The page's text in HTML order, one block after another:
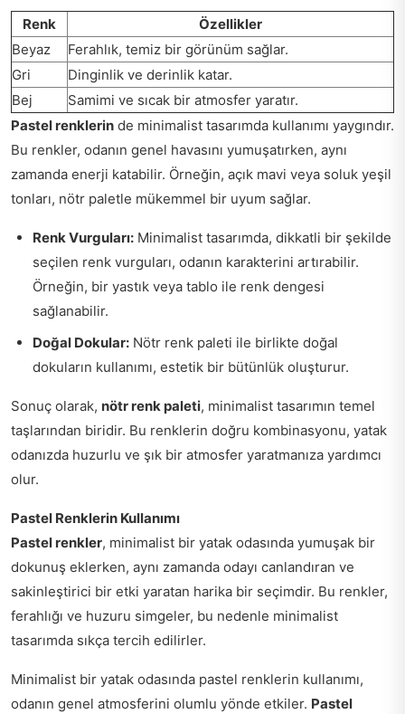
Renk
Özellikler
Beyaz
Ferahlık, temiz bir görünüm sağlar.
Gri
Dinginlik ve derinlik katar.
Bej
Samimi ve sıcak bir atmosfer yaratır.
Pastel renklerin de minimalist tasarımda kullanımı yaygındır.
Bu renkler, odanın genel havasını yumuşatırken, aynı
zamanda enerji katabilir. Örneğin, açık mavi veya soluk yeşil
tonları, nötr paletle mükemmel bir uyum sağlar.
Renk Vurguları: Minimalist tasarımda, dikkatli bir şekilde
seçilen renk vurguları, odanın karakterini artırabilir.
Örneğin, bir yastık veya tablo ile renk dengesi
sağlanabilir.
Doğal Dokular: Nötr renk paleti ile birlikte doğal
dokuların kullanımı, estetik bir bütünlük oluşturur.
Sonuç olarak, nötr renk paleti, minimalist tasarımın temel
taşlarından biridir. Bu renklerin doğru kombinasyonu, yatak
odanızda huzurlu ve şık bir atmosfer yaratmanıza yardımcı
olur.
Pastel Renklerin Kullanımı
Pastel renkler, minimalist bir yatak odasında yumuşak bir
dokunuş eklerken, aynı zamanda odayı canlandıran ve
sakinleştirici bir etki yaratan harika bir seçimdir. Bu renkler,
ferahlığı ve huzuru simgeler, bu nedenle minimalist
tasarımda sıkça tercih edilirler.
Minimalist bir yatak odasında pastel renklerin kullanımı,
odanın genel atmosferini olumlu yönde etkiler. Pastel